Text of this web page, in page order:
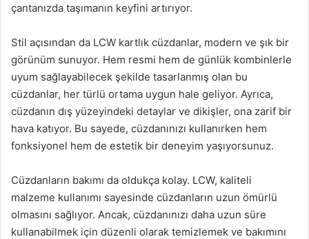
çantanızda taşımanın keyfini artırıyor.
Stil açısından da LCW kartlık cüzdanlar, modern ve şık bir
görünüm sunuyor. Hem resmi hem de günlük kombinlerle
uyum sağlayabilecek şekilde tasarlanmış olan bu
cüzdanlar, her türlü ortama uygun hale geliyor. Ayrıca,
cüzdanın dış yüzeyindeki detaylar ve dikişler, ona zarif bir
hava katıyor. Bu sayede, cüzdanınızı kullanırken hem
fonksiyonel hem de estetik bir deneyim yaşıyorsunuz.
Cüzdanların bakımı da oldukça kolay. LCW, kaliteli
malzeme kullanımı sayesinde cüzdanların uzun ömürlü
olmasını sağlıyor. Ancak, cüzdanınızı daha uzun süre
kullanabilmek için düzenli olarak temizlemek ve bakımını